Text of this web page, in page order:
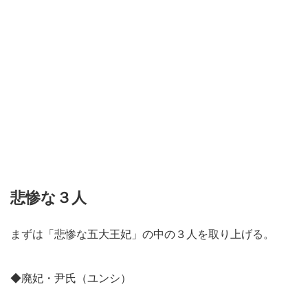
悲惨な３人
まずは「悲惨な五大王妃」の中の３人を取り上げる。
◆廃妃・尹氏（ユンシ）